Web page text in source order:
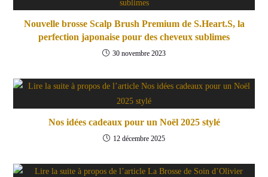
Nouvelle brosse Scalp Brush Premium de S.Heart.S, la
perfection japonaise pour des cheveux sublimes
30 novembre 2023
Nos idées cadeaux pour un Noël 2025 stylé
12 décembre 2025